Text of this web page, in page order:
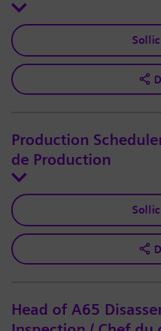
Production
de Production
Head of A65